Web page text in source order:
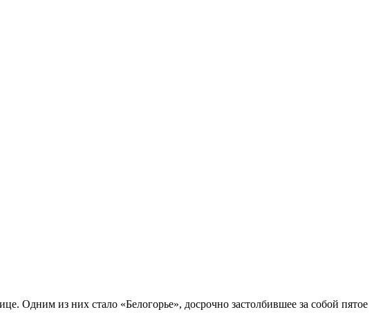
Одним из них стало «Белогорье», досрочно застолбившее за собой пятое